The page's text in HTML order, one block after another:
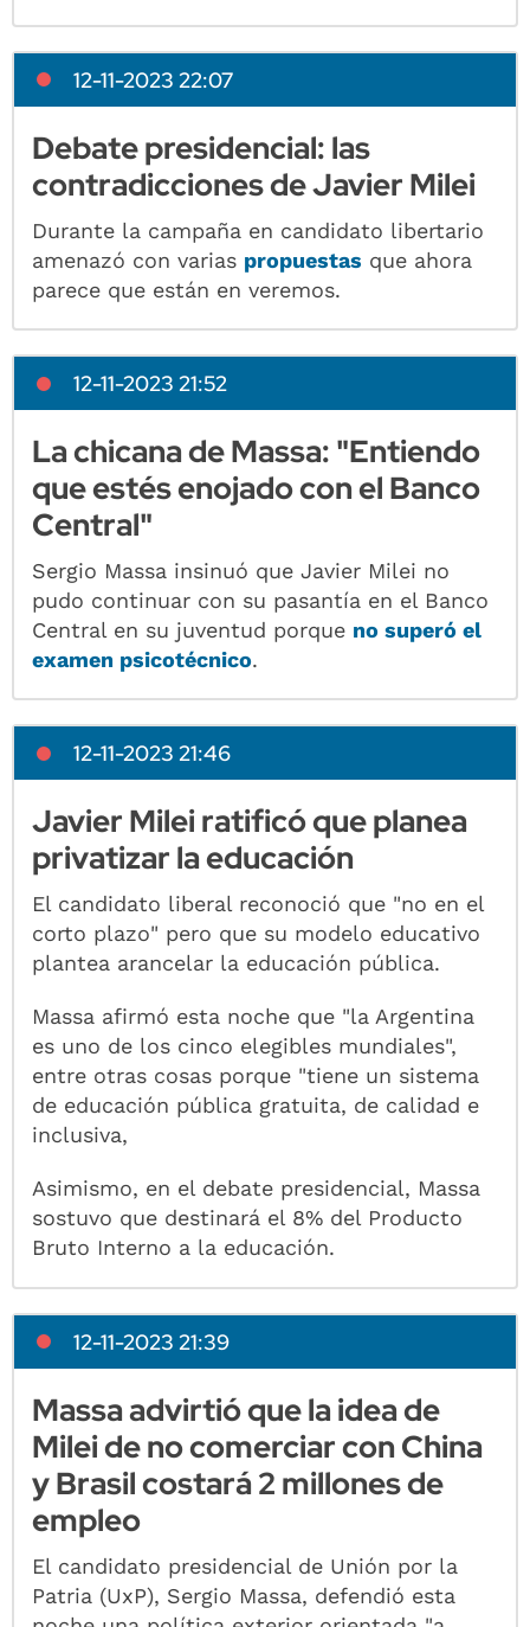
12-11-2023 22:07
Debate presidencial: las
contradicciones de Javier Milei
Durante la campaña en candidato libertario
amenazó con varias propuestas que ahora
parece que están en veremos.
12-11-2023 21:52
La chicana de Massa: "Entiendo
que estés enojado con el Banco
Central"
Sergio Massa insinuó que Javier Milei no
pudo continuar con su pasantía en el Banco
Central en su juventud porque no superó el
examen psicotécnico.
12-11-2023 21:46
Javier Milei ratificó que planea
privatizar la educación
El candidato liberal reconoció que "no en el
corto plazo" pero que su modelo educativo
plantea arancelar la educación pública.
Massa afirmó esta noche que "la Argentina
es uno de los cinco elegibles mundiales",
entre otras cosas porque "tiene un sistema
de educación pública gratuita, de calidad e
inclusiva,
Asimismo, en el debate presidencial, Massa
sostuvo que destinará el 8% del Producto
Bruto Interno a la educación.
12-11-2023 21:39
Massa advirtió que la idea de
Milei de no comerciar con China
y Brasil costará 2 millones de
empleo
El candidato presidencial de Unión por la
Patria (UxP), Sergio Massa, defendió esta